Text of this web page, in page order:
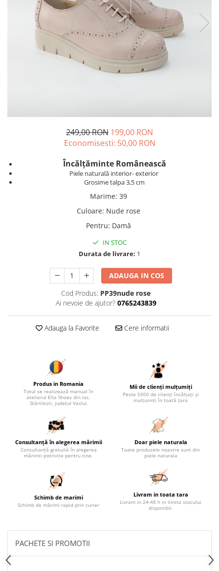
249,00 RON 199,00 RON
Economisesti: 50,00 RON
Încălțăminte Românească
Piele naturală interior- exterior
Grosime talpa 3,5 cm
Marime: 39
Culoare: Nude rose
Pentru: Damă
IN STOC
Durata de livrare: 1
ADAUGA IN COS
Cod Produs: PP39nude rose
Ai nevoie de ajutor? 0765243839
Adauga la Favorite Cere informatii
Produs in Romania
Totul se realizează manual în
atelierul Ella Shoes din loc.
Stănilești, județul Vaslui
Mii de clienți mulțumiți
Peste 5000 de clienți încălțați și
mulțumiți în toată țara
Consultanță în alegerea mărimii
Consultanță gratuită în alegerea
mărimii potrivite pentru tine.
Doar piele naturala
Toate produsele noastre sunt din
piele naturala
Schimb de marimi
Schimb de mărimi rapid prin curier
Livram in toata tara
Livram in 24-48 h in limita stocului
disponibil.
PACHETE SI PROMOTII